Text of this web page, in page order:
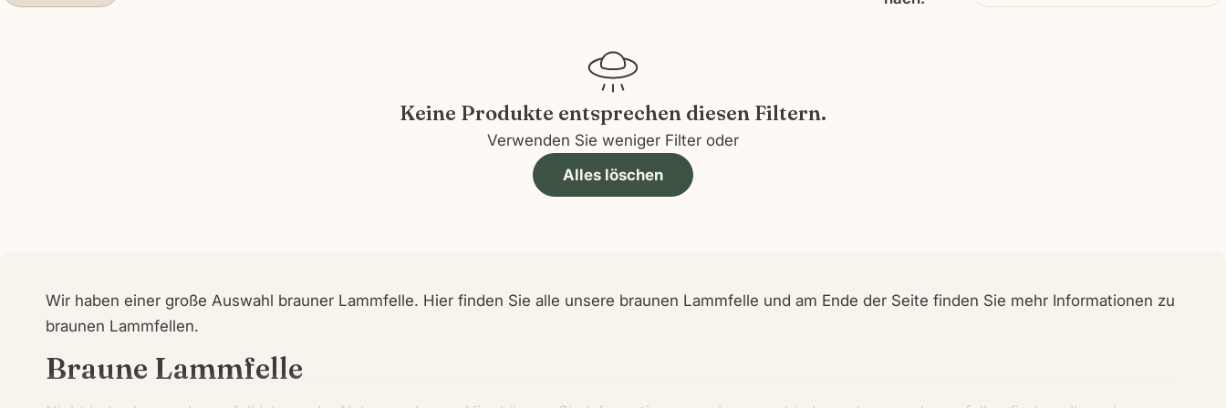
o
r
:
Keine Produkte entsprechen diesen Filtern.
Verwenden Sie weniger Filter oder
Alles löschen
Wir haben einer große Auswahl brauner Lammfelle. Hier finden Sie alle unsere braunen Lammfelle und am Ende der Seite finden Sie mehr Informationen zu
braunen Lammfellen.
Braune Lammfelle